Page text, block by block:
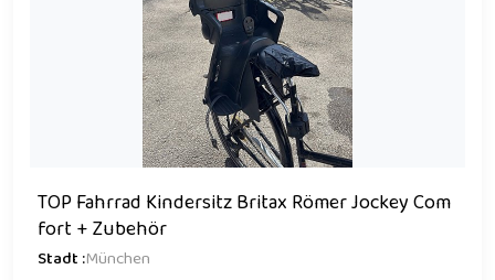
TOP Fahrrad Kindersitz Britax Römer Jockey Com
fort + Zubehör
Stadt :München